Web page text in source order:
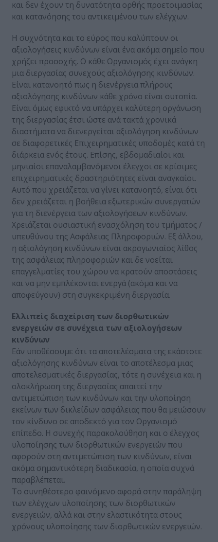
και δεν έχουν τη δυνατότητα ορθής προετοιμασίας
και κατανόησης του αντικειμένου των ελέγχων.
Η συχνότητα και το εύρος που καλύπτουν οι
αξιολογήσεις κινδύνων είναι ένα ακόμα σημείο που
χρήζει προσοχής. Ο κάθε Οργανισμός έχει ανάγκη
μια διεργασίας συνεχούς αξιολόγησης κινδύνων.
Είναι κατανοητό πως η διενέργεια πλήρους
αξιολόγησης κινδύνων κάθε χρόνο είναι ουτοπία.
Είναι όμως εφικτό να υπάρχει καλύτερη οργάνωση
της διεργασίας έτσι ώστε ανά τακτά χρονικά
διαστήματα να διενεργείται αξιολόγηση κινδύνων
σε διαφορετικές Επιχειρηματικές υποδομές κατά τη
διάρκεια ενός έτους. Επίσης, εβδομαδιαίοι και
μηνιαίοι επαναλαμβανόμενοι έλεγχοι σε κρίσιμες
επιχειρηματικές δραστηριότητες είναι αναγκαίοι.
Αυτό που χρειάζεται να γίνει κατανοητό, είναι ότι
δεν χρειάζεται η βοήθεια εξωτερικών συνεργατών
για τη διενέργεια των αξιολογήσεων κινδύνων.
Χρειάζεται ουσιαστική ενασχόληση του τμήματος /
υπευθύνου της Ασφάλειας Πληροφοριών. Εξ άλλου,
η αξιολόγηση κινδύνων είναι ακρογωνιαίος λίθος
της ασφάλειας πληροφοριών και δε νοείται
επαγγελματίες του χώρου να κρατούν αποστάσεις
και να μην εμπλέκονται ενεργά (ακόμα και να
αποφεύγουν) στη συγκεκριμένη διεργασία.
Ελλιπείς διαχείριση των διορθωτικών
ενεργειών σε συνέχεια των αξιολογήσεων
κινδύνων
Εάν υποθέσουμε ότι τα αποτελέσματα της εκάστοτε
αξιολόγησης κινδύνων είναι το αποτέλεσμα μιας
αποτελεσματικές διεργασίας, τότε η συνέχεια και η
ολοκλήρωση της διεργασίας απαιτεί την
αντιμετώπιση των κινδύνων και την υλοποίηση
εκείνων των δικλείδων ασφάλειας που θα μειώσουν
τον κίνδυνο σε αποδεκτό για τον Οργανισμό
επίπεδο. Η συνεχής παρακολούθηση και ο έλεγχος
υλοποίησης των διορθωτικών ενεργειών που
αφορούν στη αντιμετώπιση των κινδύνων, είναι
ακόμα σημαντικότερη διαδικασία, η οποία συχνά
παραβλέπεται.
Το συνηθέστερο φαινόμενο αφορά στην παράληψη
των ελέγχων υλοποίησης των διορθωτικών
ενεργειών, αλλά και στην ελαστικότητα στους
χρόνους υλοποίησης των διορθωτικών ενεργειών.